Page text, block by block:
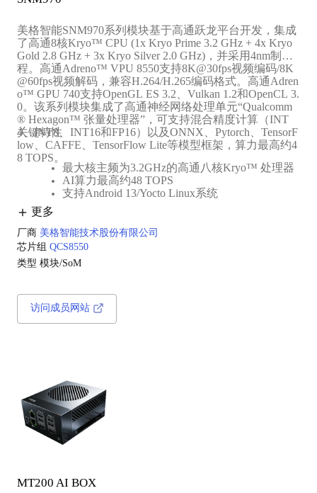
美格智能SNM970系列模块基于高通跃龙平台开发，集成
了高通8核Kryo™ CPU (1x Kryo Prime 3.2 GHz + 4x Kryo
Gold 2.8 GHz + 3x Kryo Silver 2.0 GHz)，并采用4nm制
程。高通Adreno™ VPU 8550支持8K@30fps视频编码/8K
@60fps视频解码，兼容H.264/H.265编码格式。高通Adren
o™ GPU 740支持OpenGL ES 3.2、Vulkan 1.2和OpenCL 3.
0。该系列模块集成了高通神经网络处理单元“Qualcomm
® Hexagon™ 张量处理器”，可支持混合精度计算（INT
4、INT8、INT16和FP16）以及ONNX、Pytorch、TensorF
low、CAFFE、TensorFlow Lite等模型框架，算力最高约4
8 TOPS。
关键特性
最大核主频为3.2GHz的‌高通八核Kryo™ 处理器‌
AI算力最高约48 TOPS‌
支持‌Android 13/Yocto Linux系统‌
更多
厂商 美格智能技术股份有限公司
芯片组 QCS8550
类型 模块/SoM
访问成员网站
MT200 AI BOX